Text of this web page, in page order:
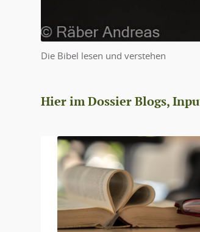
Die Bibel lesen und verstehen
Hier im Dossier Blogs,